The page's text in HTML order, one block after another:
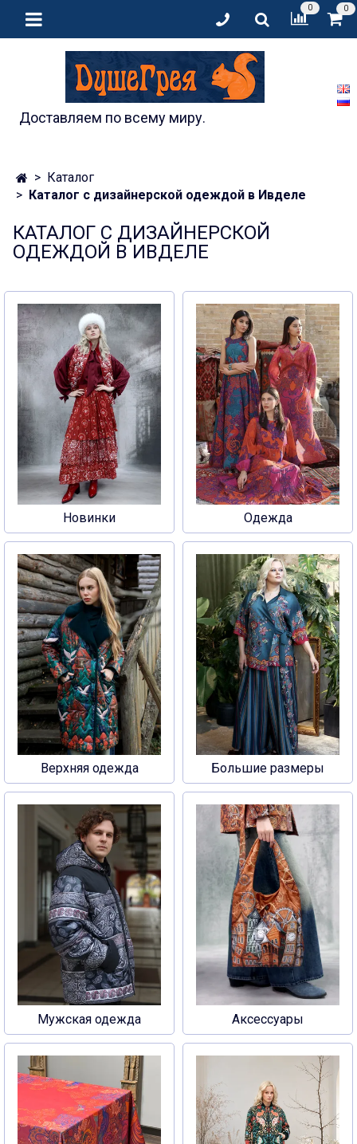
0 0
Доставляем по всему миру.
Каталог
Каталог с дизайнерской одеждой в Ивделе
КАТАЛОГ С ДИЗАЙНЕРСКОЙ
ОДЕЖДОЙ В ИВДЕЛЕ
Новинки Одежда
Верхняя одежда Большие размеры
Мужская одежда Аксессуары